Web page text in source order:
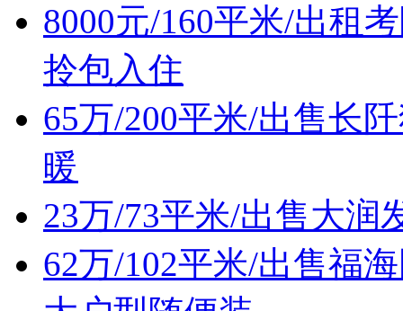
8000元/160平米/出租
拎包入住
65万/200平米/出售长
暖
23万/73平米/出售大润
62万/102平米/出售福